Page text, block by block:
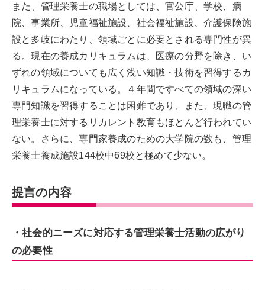
また、管理栄養士の職場としては、官公庁、学校、病
院、事業所、児童福祉施設、社会福祉施設、介護保険施
設と多岐にわたり、領域ごとに必要とされる専門性が異
る。現在の養成カリキュラムは、医療の分野を除き、い
ずれの領域についても広く浅い知識・技術を習得するカ
リキュラムになっている。４年間ですべての領域の深い
専門知識を習得することは困難であり、また、現職の管
理栄養士に対するリカレント教育もほとんど行われてい
ない。さらに、専門家養成のための大学院の数も、管理
栄養士養成施設144校中69校と極めて少ない。
提言の内容
・社会的ニーズに対応する管理栄養士活動の広がり
の必要性